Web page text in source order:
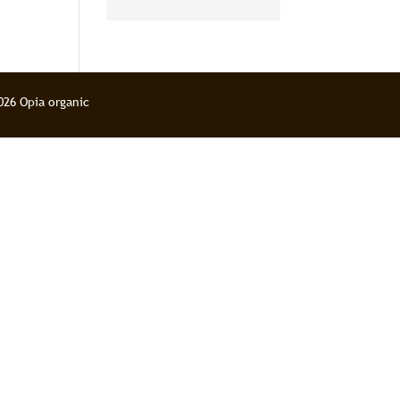
Opia organic